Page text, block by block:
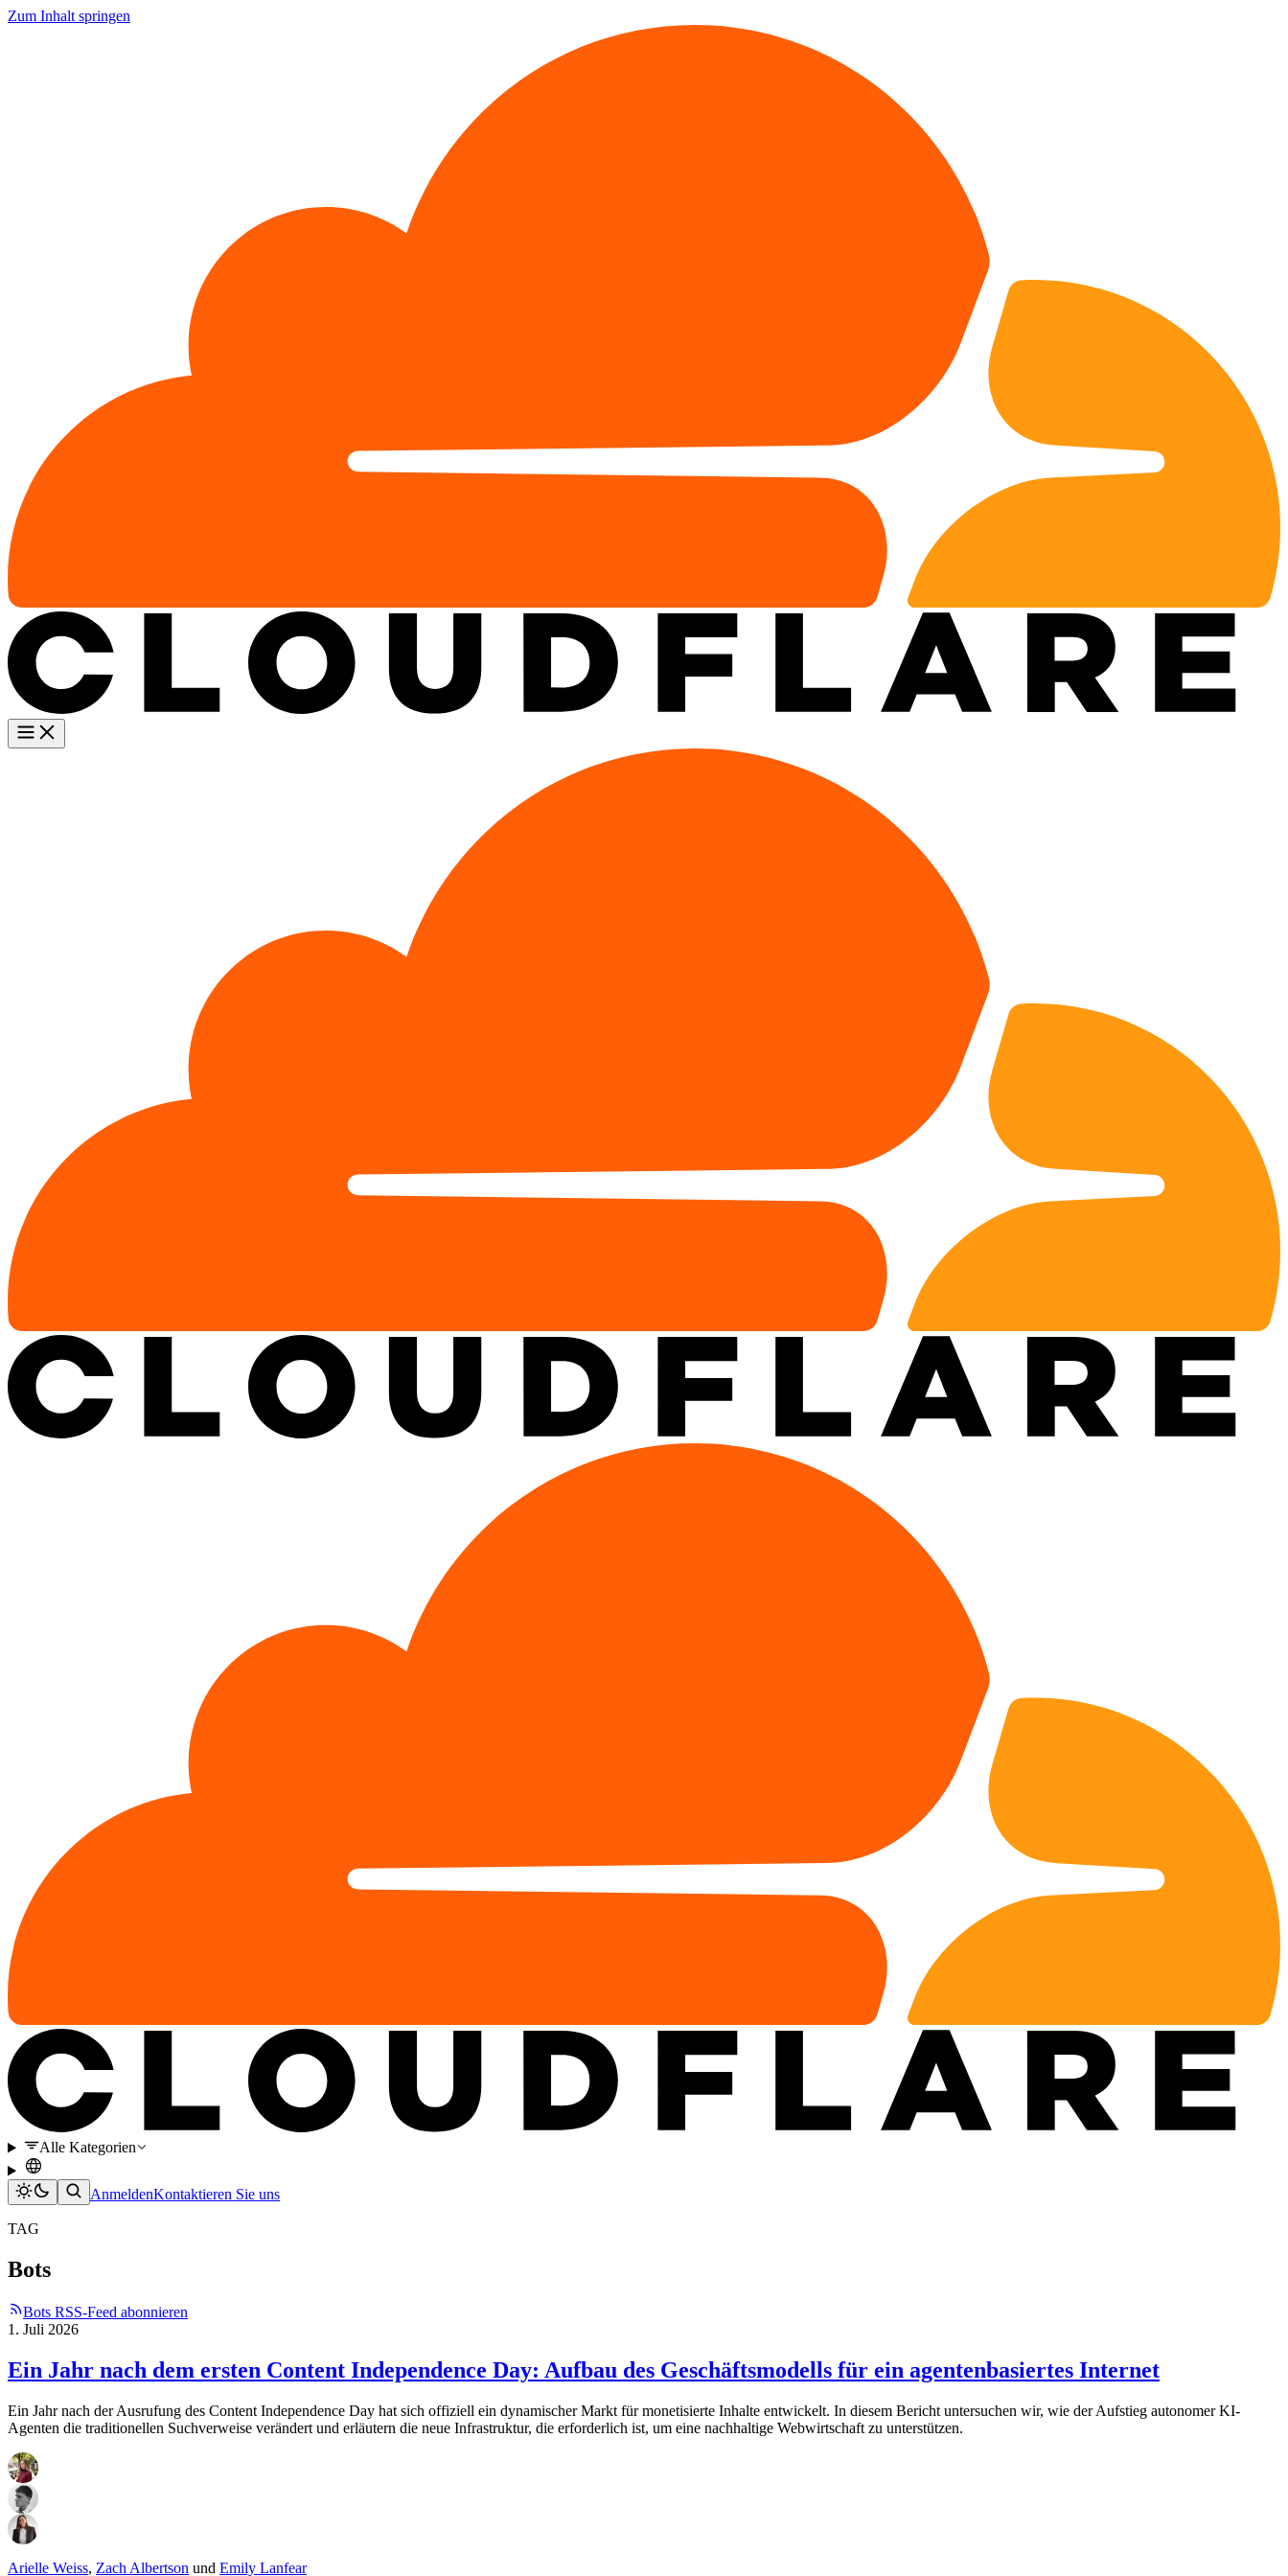
Zum Inhalt springen
Alle Kategorien
AnmeldenKontaktieren Sie uns
TAG
Bots
Bots RSS-Feed abonnieren
1. Juli 2026
Ein Jahr nach dem ersten Content Independence Day: Aufbau des Geschäftsmodells für ein agentenbasiertes Internet
Ein Jahr nach der Ausrufung des Content Independence Day hat sich offiziell ein dynamischer Markt für monetisierte Inhalte entwickelt. In diesem Bericht untersuchen wir, wie der Aufstieg autonomer KI-
Agenten die traditionellen Suchverweise verändert und erläutern die neue Infrastruktur, die erforderlich ist, um eine nachhaltige Webwirtschaft zu unterstützen.
Arielle Weiss, Zach Albertson und Emily Lanfear